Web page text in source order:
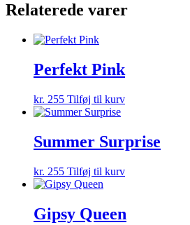
Relaterede varer
Perfekt Pink
kr. 255 Tilføj til kurv
Summer Surprise
kr. 255 Tilføj til kurv
Gipsy Queen